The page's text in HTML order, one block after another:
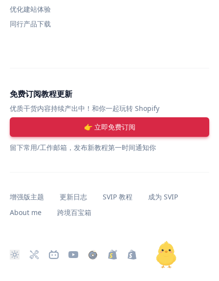
优化建站体验
同行产品下载
免费订阅教程更新
优质干货内容持续产出中！和你一起玩转 Shopify
👉 立即免费订阅
留下常用/工作邮箱，发布新教程第一时间通知你
增强版主题 更新日志 SVIP 教程
成为 SVIP
About me
跨境百宝箱